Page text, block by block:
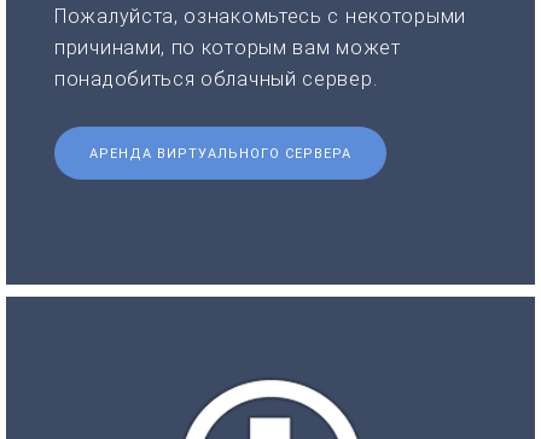
Пожалуйста, ознакомьтесь с некоторыми
причинами, по которым вам может
понадобиться облачный сервер.
АРЕНДА ВИРТУАЛЬНОГО СЕРВЕРА